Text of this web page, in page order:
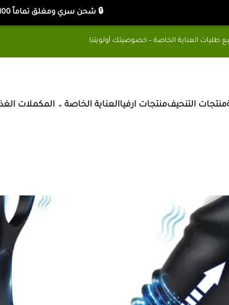
🔒 شحن سري ومغلق تماماً 100% لجميع طلبات العناية الخاصة - خصوصيتك أولويتنا
منتجات التنحيفمنتجات ارفياالعناية الخاصة المكملات